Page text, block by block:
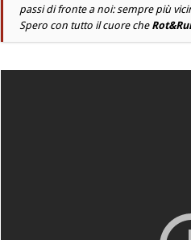
passi di fronte a noi: sempre più
Spero con tutto il cuore che